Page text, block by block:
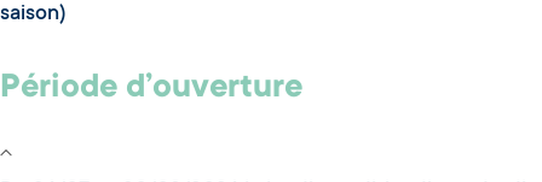
saison)
Période d’ouverture